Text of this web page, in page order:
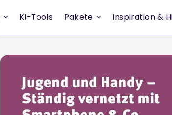
KI-Tools Pakete Inspiration &